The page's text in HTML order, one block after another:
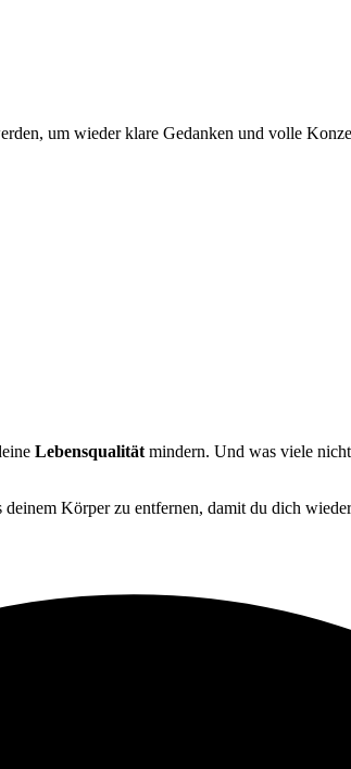
um wieder klare Gedanken und volle
Lebensqualität mindern. Und was viele
deinem Körper zu entfernen, damit du dich